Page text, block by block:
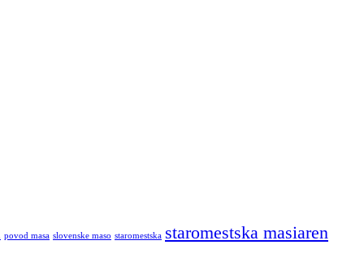
povod masa slovenske maso staromestska staromestska masiaren